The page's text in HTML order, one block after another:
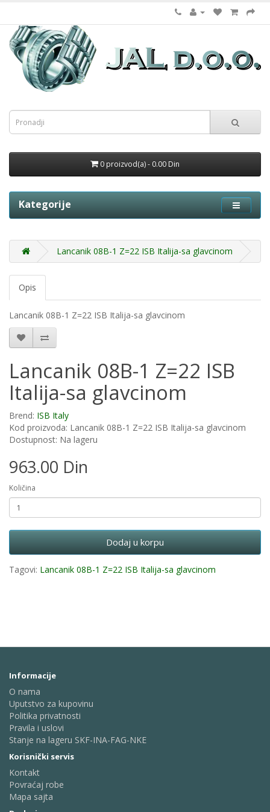
0 proizvod(a) - 0.00 Din
Kategorije
Lancanik 08B-1 Z=22 ISB Italija-sa glavcinom
Opis
Lancanik 08B-1 Z=22 ISB Italija-sa glavcinom
Lancanik 08B-1 Z=22 ISB
Italija-sa glavcinom
Brend: ISB Italy
Kod proizvoda: Lancanik 08B-1 Z=22 ISB Italija-sa glavcinom
Dostupnost: Na lageru
963.00 Din
Količina
Dodaj u korpu
Tagovi: Lancanik 08B-1 Z=22 ISB Italija-sa glavcinom
Informacije
O nama
Uputstvo za kupovinu
Politika privatnosti
Pravila i uslovi
Stanje na lageru SKF-INA-FAG-NKE
Korisnički servis
Kontakt
Povraćaj robe
Mapa sajta